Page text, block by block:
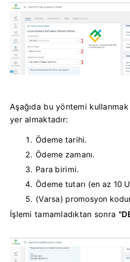
Aşağıda bu yöntemi
yer almaktadır:
Ödeme tarihi.
Ödeme zamanı.
Para birimi.
Ödeme tutarı (en az 10
(Varsa) promosyon
İşlemi tamamladıktan sonra